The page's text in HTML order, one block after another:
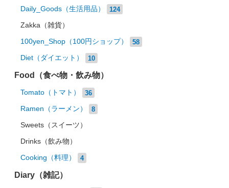
Daily_Goods（生活用品） 124
Zakka（雑貨）
100yen_Shop（100円ショップ） 58
Diet（ダイエット） 10
Food（食べ物・飲み物）
Tomato（トマト） 36
Ramen（ラーメン） 8
Sweets（スイーツ）
Drinks（飲み物）
Cooking（料理） 4
Diary（雑記）